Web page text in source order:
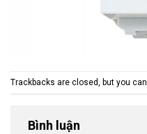
Trackbacks are closed, but you can
Bình luận